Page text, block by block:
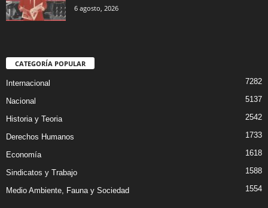
6 agosto, 2026
CATEGORÍA POPULAR
Internacional 7282
Nacional 5137
Historia y Teoria 2542
Derechos Humanos 1733
Economía 1618
Sindicatos y Trabajo 1588
Medio Ambiente, Fauna y Sociedad 1554